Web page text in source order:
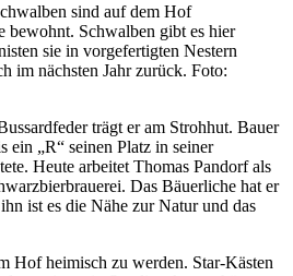
sind auf dem Hof
bewohnt. Schwalben gibt es hier
sie in vorgefertigten Nestern
im nächsten Jahr zurück. Foto:
trägt er am Strohhut. Bauer
„R“ seinen Platz in seiner
Heute arbeitet Thomas Pandorf als
Das Bäuerliche hat er
ist es die Nähe zur Natur und das
Hof heimisch zu werden. Star-Kästen